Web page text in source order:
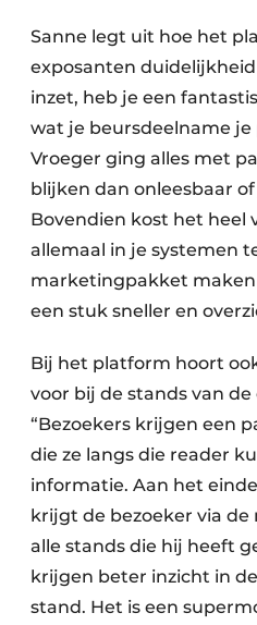
Sanne legt uit hoe het
exposanten
inzet, heb je een
wat je beursdeelname je
Vroeger ging alles met
blijken dan onleesbaar
Bovendien kost het heel
allemaal in je systemen
marketingpakket
een stuk sneller en
Bij het platform hoort
voor bij de stands van
“Bezoekers krijgen een
die ze langs die reader
informatie. Aan het
krijgt de bezoeker via de
alle stands die hij heeft
krijgen beter inzicht in
stand. Het is een